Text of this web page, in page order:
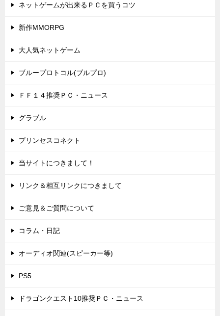
ネットゲームが出来るＰＣを買うコツ
新作MMORPG
大人気ネットゲーム
ブループロトコル(ブルプロ)
ＦＦ１４推奨ＰＣ・ニュース
グラブル
プリンセスコネクト
当サイトにつきまして！
リンク＆相互リンクにつきまして
ご意見＆ご質問について
コラム・日記
オーディオ関連(スピーカー等)
PS5
ドラゴンクエスト10推奨ＰＣ・ニュース